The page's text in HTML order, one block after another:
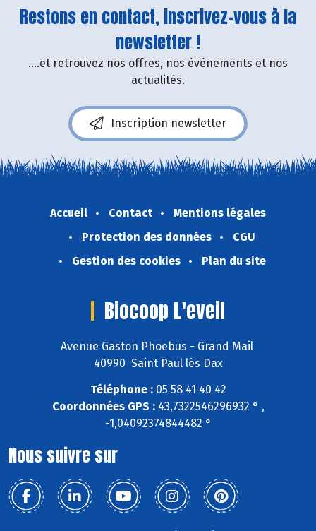
Restons en contact, inscrivez-vous à la
newsletter !
....et retrouvez nos offres, nos événements et nos
actualités.
Inscription newsletter
Accueil Contact
Mentions légales
Protection des données
CGU
Gestion des cookies
Plan du site
Biocoop L'eveil
Avenue Gaston Phoebus - Grand Mail
40990 Saint Paul lès Dax
Téléphone :05 58 41 40 42
Coordonnées GPS :43,7322546296932 ° ,
-1,04092374844482 °
Nous suivre sur